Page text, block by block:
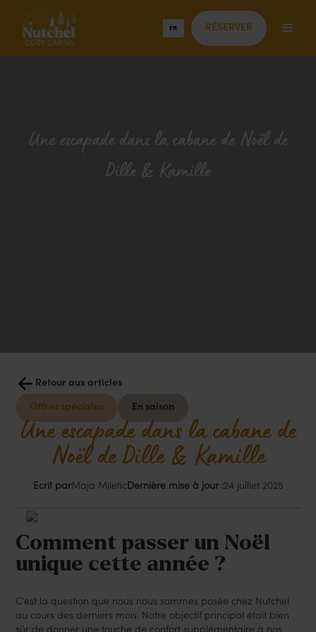
FR RÉSERVER
Une escapade dans la cabane de Noël de
Dille & Kamille
Retour aux articles
Offres spéciales En saison
Une escapade dans la cabane de
Noël de Dille & Kamille
Ecrit parMaja MileticDernière mise à jour :24 juillet 2025
Comment passer un Noël
unique cette année ?
C'est la question que nous nous sommes posée chez Nutchel
au cours des derniers mois. Notre objectif principal était bien